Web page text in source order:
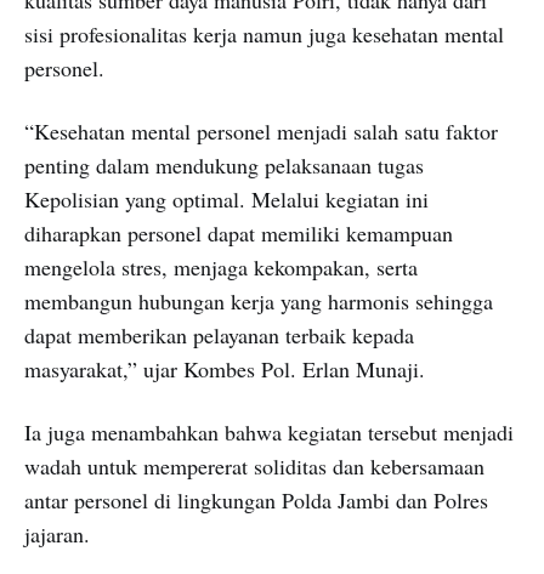
sisi profesionalitas kerja namun juga kesehatan mental
personel.
“Kesehatan mental personel menjadi salah satu faktor
penting dalam mendukung pelaksanaan tugas
Kepolisian yang optimal. Melalui kegiatan ini
diharapkan personel dapat memiliki kemampuan
mengelola stres, menjaga kekompakan, serta
membangun hubungan kerja yang harmonis sehingga
dapat memberikan pelayanan terbaik kepada
masyarakat,” ujar Kombes Pol. Erlan Munaji.
Ia juga menambahkan bahwa kegiatan tersebut menjadi
wadah untuk mempererat soliditas dan kebersamaan
antar personel di lingkungan Polda Jambi dan Polres
jajaran.